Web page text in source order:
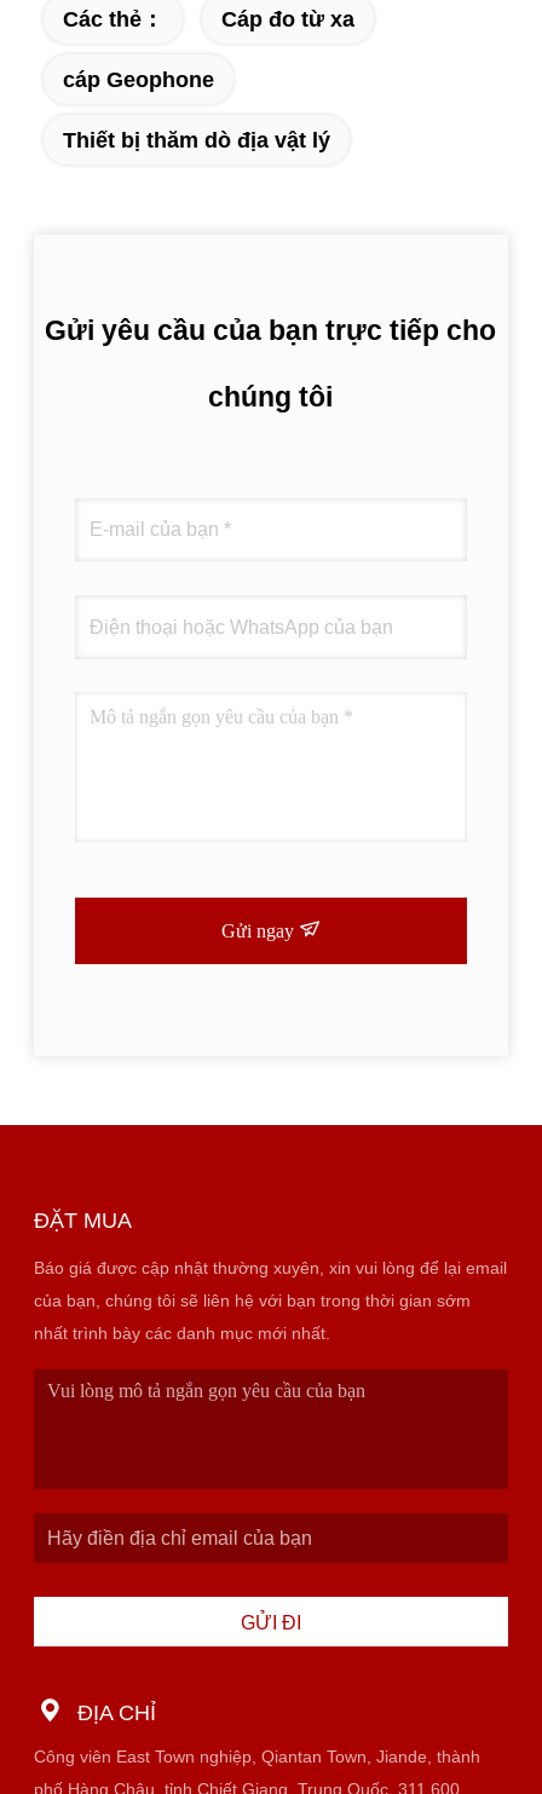
Các thẻ： Cáp đo từ xa
cáp Geophone
Thiết bị thăm dò địa vật lý
Gửi yêu cầu của bạn trực tiếp cho
chúng tôi
Gửi ngay
ĐẶT MUA
Báo giá được cập nhật thường xuyên, xin vui lòng để lại email
của bạn, chúng tôi sẽ liên hệ với bạn trong thời gian sớm
nhất trình bày các danh mục mới nhất.
GỬI ĐI
ĐỊA CHỈ
Công viên East Town nghiệp, Qiantan Town, Jiande, thành
phố Hàng Châu, tỉnh Chiết Giang, Trung Quốc. 311.600